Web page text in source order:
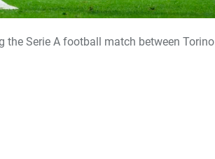
the Serie A football match between Torino